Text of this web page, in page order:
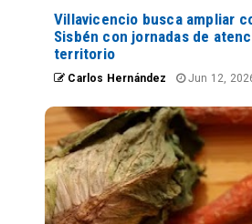
Villavicencio busca ampliar
Sisbén con jornadas de
territorio
Carlos Hernández Jun 12,